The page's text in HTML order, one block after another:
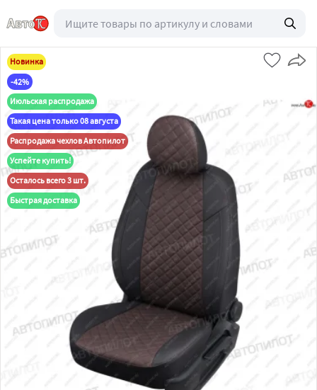
Новинка
-42%
Июльская распродажа
Такая цена только 08 августа
Распродажа чехлов Автопилот
Успейте купить!
Осталось всего 3 шт.
Быстрая доставка